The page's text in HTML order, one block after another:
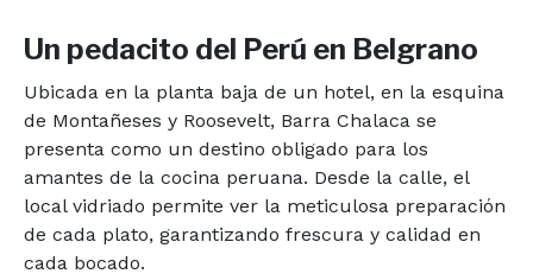
Un pedacito del Perú en Belgrano
Ubicada en la planta baja de un hotel, en la esquina
de Montañeses y Roosevelt, Barra Chalaca se
presenta como un destino obligado para los
amantes de la cocina peruana. Desde la calle, el
local vidriado permite ver la meticulosa preparación
de cada plato, garantizando frescura y calidad en
cada bocado.